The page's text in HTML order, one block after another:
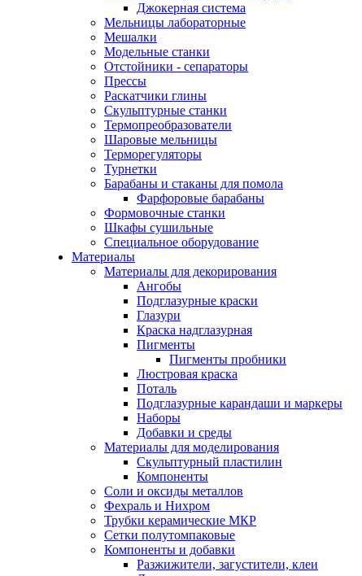
Джокерная система
Мельницы лабораторные
Мешалки
Модельные станки
Отстойники - сепараторы
Прессы
Раскатчики глины
Скульптурные станки
Термопреобразователи
Шаровые мельницы
Терморегуляторы
Турнетки
Барабаны и стаканы для помола
Фарфоровые барабаны
Формовочные станки
Шкафы сушильные
Специальное оборудование
Материалы
Материалы для декорирования
Ангобы
Подглазурные краски
Глазури
Краска надглазурная
Пигменты
Пигменты пробники
Люстровая краска
Поталь
Подглазурные карандаши и маркеры
Наборы
Добавки и среды
Материалы для моделирования
Скульптурный пластилин
Компоненты
Соли и оксиды металлов
Фехраль и Нихром
Трубки керамические МКР
Сетки полутомпаковые
Компоненты и добавки
Разжижители, загустители, клеи